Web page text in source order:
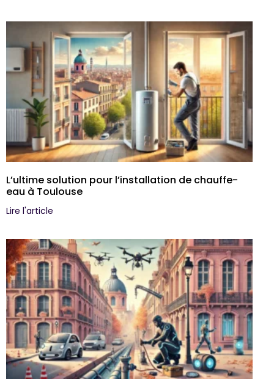
L’ultime solution pour l’installation de chauffe-
eau à Toulouse
Lire l'article